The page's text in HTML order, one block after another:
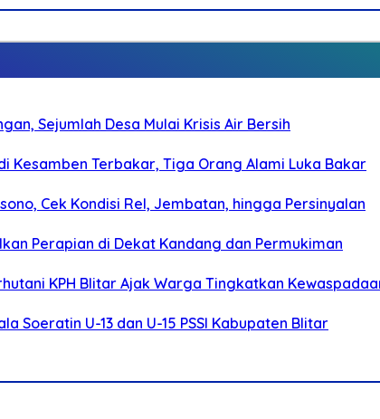
Sejumlah Desa Mulai Krisis Air Bersih
Kesamben Terbakar, Tiga Orang Alami Luka Bakar
Cek Kondisi Rel, Jembatan, hingga Persinyalan
Perapian di Dekat Kandang dan Permukiman
KPH Blitar Ajak Warga Tingkatkan
Soeratin U-13 dan U-15 PSSI Kabupaten Blitar